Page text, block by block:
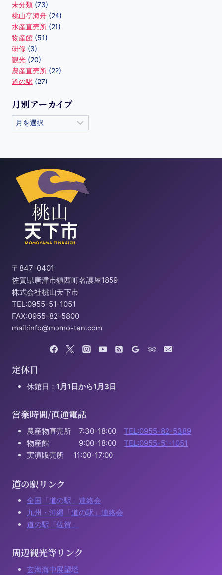
未分類 (73)
桃山亭海舟 (24)
水産直売所 (21)
物産館 (51)
研修 (3)
観光 (20)
農産直売所 (22)
道の駅 (27)
月別アーカイブ
〒847-0401
佐賀県唐津市鎮西町名護屋1859
株式会社桃山天下市
TEL:0955-51-1051
FAX:0955-82-5800
mail:info@momo-ten.com
定休日
休館日： 1月1日から1月3日
営業時間/直通電話
農産物直売所 7:30-18:00 TEL:0955-82-5389
物産館 9:00-18:00 TEL:0955-51-1051
実演販売所 11:00-17:00
道の駅リンク
全国「道の駅」連絡会
九州・沖縄「道の駅」連絡会
道の駅「佐賀」
周辺観光等リンク
玄海海中展望塔